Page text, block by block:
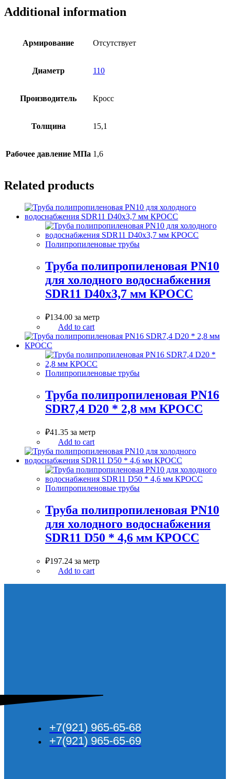
КРОСС
quantity
Additional information
Армирование Отсутствует
Диаметр 110
Производитель Кросс
Толщина 15,1
Рабочее давление МПа 1,6
Related products
Полипропиленовые трубы
Труба полипропиленовая PN10
для холодного водоснабжения
SDR11 D40х3,7 мм КРОСС
₽134.00 за метр
Add to cart
Полипропиленовые трубы
Труба полипропиленовая PN16
SDR7,4 D20 * 2,8 мм КРОСС
₽41.35 за метр
Add to cart
Полипропиленовые трубы
Труба полипропиленовая PN10
для холодного водоснабжения
SDR11 D50 * 4,6 мм КРОСС
₽197.24 за метр
Add to cart
+7(921) 965-65-68
+7(921) 965-65-69